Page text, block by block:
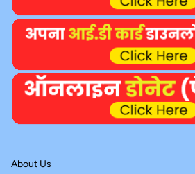
About Us